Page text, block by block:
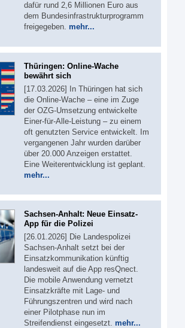
dafür rund 2,6 Millionen Euro aus
dem Bundesinfrastrukturprogramm
freigegeben. mehr...
Thüringen: Online-Wache
bewährt sich
[17.03.2026] In Thüringen hat sich
die Online-Wache – eine im Zuge
der OZG-Umsetzung entwickelte
Einer-für-Alle-Leistung – zu einem
oft genutzten Service entwickelt. Im
vergangenen Jahr wurden darüber
über 20.000 Anzeigen erstattet.
Eine Weiterentwicklung ist geplant.
mehr...
Sachsen-Anhalt: Neue Einsatz-
App für die Polizei
[26.01.2026] Die Landespolizei
Sachsen-Anhalt setzt bei der
Einsatzkommunikation künftig
landesweit auf die App resQnect.
Die mobile Anwendung vernetzt
Einsatzkräfte mit Lage- und
Führungszentren und wird nach
einer Pilotphase nun im
Streifendienst eingesetzt. mehr...